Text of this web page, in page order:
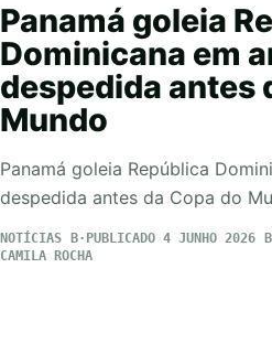
Panamá goleia
Dominicana em
despedida antes
Mundo
Panamá goleia República
despedida antes da Copa do
NOTÍCIAS PUBLICADO 4 JUNHO 2026
CAMILA ROCHA